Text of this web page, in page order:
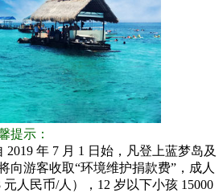
提示：
年 7 月 1 日始，凡登上蓝梦岛及
向游客收取“环境维护捐款费”，成人
元人民币/人），12 岁以下小孩 15000